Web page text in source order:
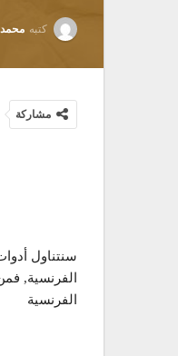
كتبه
مشاركة
سنتناول
الفرنسية,
الفرنسية